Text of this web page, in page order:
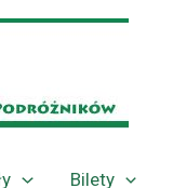
Bilety